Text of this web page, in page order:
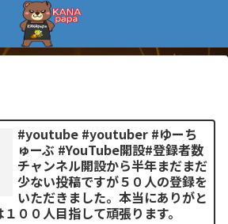
#youtube #youtuber #ゆーち
ゅーぶ #YouTube開設#登録者数
チャンネル開設から半年まだまだ
少ない投稿ですが５０人の登録を
いただきました。本当にありがと
００人目指して頑張ります。